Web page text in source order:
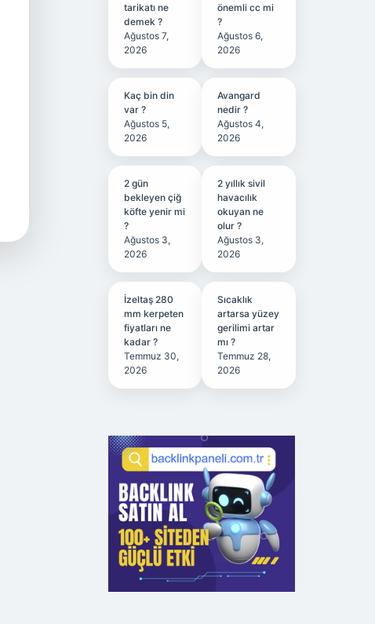
tarikatı ne
demek ?
Ağustos 7,
2026
önemli cc mi
?
Ağustos 6,
2026
Kaç bin din
var ?
Ağustos 5,
2026
Avangard
nedir ?
Ağustos 4,
2026
2 gün
bekleyen çiğ
köfte yenir mi
?
Ağustos 3,
2026
2 yıllık sivil
havacılık
okuyan ne
olur ?
Ağustos 3,
2026
İzeltaş 280
mm kerpeten
fiyatları ne
kadar ?
Temmuz 30,
2026
Sıcaklık
artarsa yüzey
gerilimi artar
mı ?
Temmuz 28,
2026